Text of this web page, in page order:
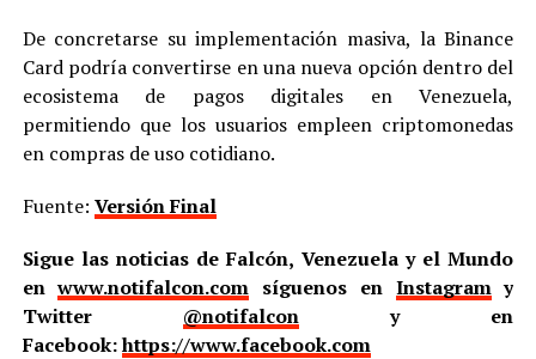
De concretarse su implementación masiva, la Binance
Card podría convertirse en una nueva opción dentro del
ecosistema de pagos digitales en Venezuela,
permitiendo que los usuarios empleen criptomonedas
en compras de uso cotidiano.
Fuente: Versión Final
Sigue las noticias de Falcón, Venezuela y el Mundo
enwww.notifalcon.com síguenos en Instagramy
Twitter @notifalcony en
Facebook:https://www.facebook.com